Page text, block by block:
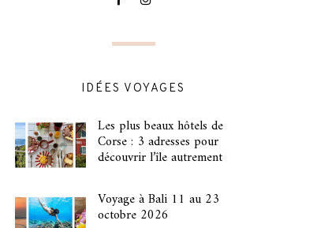
IDÉES VOYAGES
Les plus beaux hôtels de
Corse : 3 adresses pour
découvrir l’île autrement
Voyage à Bali 11 au 23
octobre 2026